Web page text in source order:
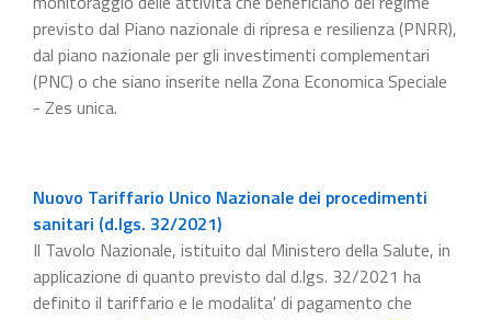
previsto dal Piano nazionale di ripresa e resilienza (PNRR),
dal piano nazionale per gli investimenti complementari
(PNC) o che siano inserite nella Zona Economica Speciale
- Zes unica.
Nuovo Tariffario Unico Nazionale dei procedimenti
sanitari (d.lgs. 32/2021)
Il Tavolo Nazionale, istituito dal Ministero della Salute, in
applicazione di quanto previsto dal d.lgs. 32/2021 ha
definito il tariffario e le modalita' di pagamento che